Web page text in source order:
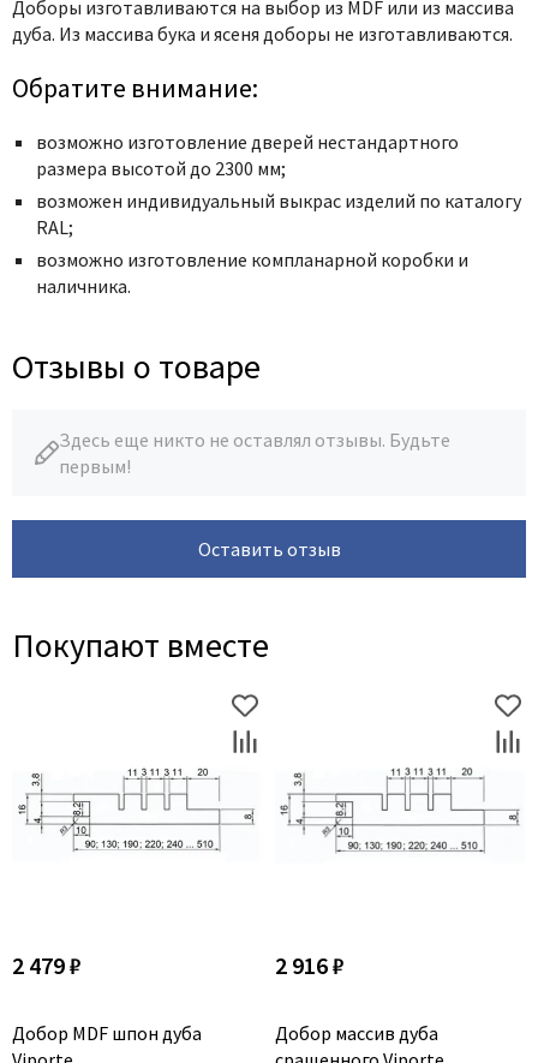
Доборы изготавливаются на выбор из MDF или из массива
дуба. Из массива бука и ясеня доборы не изготавливаются.
Обратите внимание:
возможно изготовление дверей нестандартного
размера высотой до 2300 мм;
возможен индивидуальный выкрас изделий по каталогу
RAL;
возможно изготовление компланарной коробки и
наличника.
Отзывы о товаре
Здесь еще никто не оставлял отзывы. Будьте
первым!
Оставить отзыв
Покупают вместе
2 479 ₽
Добор MDF шпон дуба
2 916 ₽
Добор массив дуба